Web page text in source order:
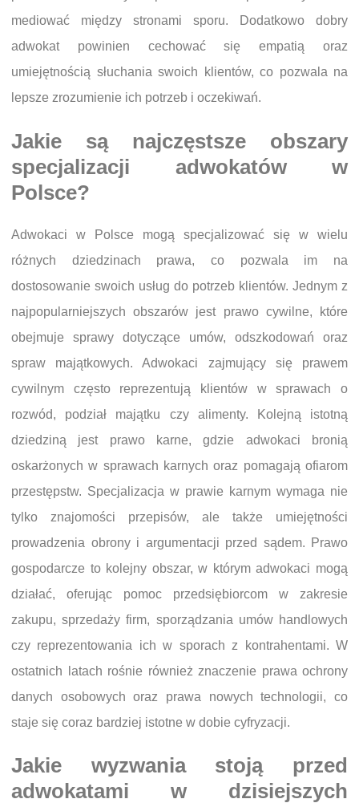
mediować między stronami sporu. Dodatkowo dobry
adwokat powinien cechować się empatią oraz
umiejętnością słuchania swoich klientów, co pozwala na
lepsze zrozumienie ich potrzeb i oczekiwań.
Jakie są najczęstsze obszary
specjalizacji adwokatów w
Polsce?
Adwokaci w Polsce mogą specjalizować się w wielu
różnych dziedzinach prawa, co pozwala im na
dostosowanie swoich usług do potrzeb klientów. Jednym z
najpopularniejszych obszarów jest prawo cywilne, które
obejmuje sprawy dotyczące umów, odszkodowań oraz
spraw majątkowych. Adwokaci zajmujący się prawem
cywilnym często reprezentują klientów w sprawach o
rozwód, podział majątku czy alimenty. Kolejną istotną
dziedziną jest prawo karne, gdzie adwokaci bronią
oskarżonych w sprawach karnych oraz pomagają ofiarom
przestępstw. Specjalizacja w prawie karnym wymaga nie
tylko znajomości przepisów, ale także umiejętności
prowadzenia obrony i argumentacji przed sądem. Prawo
gospodarcze to kolejny obszar, w którym adwokaci mogą
działać, oferując pomoc przedsiębiorcom w zakresie
zakupu, sprzedaży firm, sporządzania umów handlowych
czy reprezentowania ich w sporach z kontrahentami. W
ostatnich latach rośnie również znaczenie prawa ochrony
danych osobowych oraz prawa nowych technologii, co
staje się coraz bardziej istotne w dobie cyfryzacji.
Jakie wyzwania stoją przed
adwokatami w dzisiejszych